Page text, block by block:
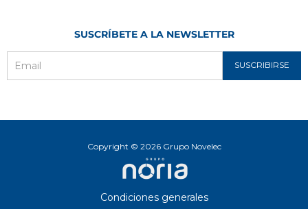
SUSCRÍBETE A LA NEWSLETTER
SUSCRIBIRSE
Copyright © 2026 Grupo Novelec
Condiciones generales